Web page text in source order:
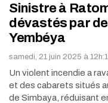
Sinistre à
dévastés par
Yembéya
samedi, 21 juin 2025 à
Un violent incendie a
et des cabarets situés
de Simbaya, réduisant